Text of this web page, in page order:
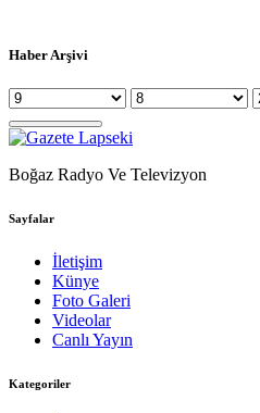
Haber Arşivi
Boğaz Radyo Ve Televizyon
Sayfalar
İletişim
Künye
Foto Galeri
Videolar
Canlı Yayın
Kategoriler